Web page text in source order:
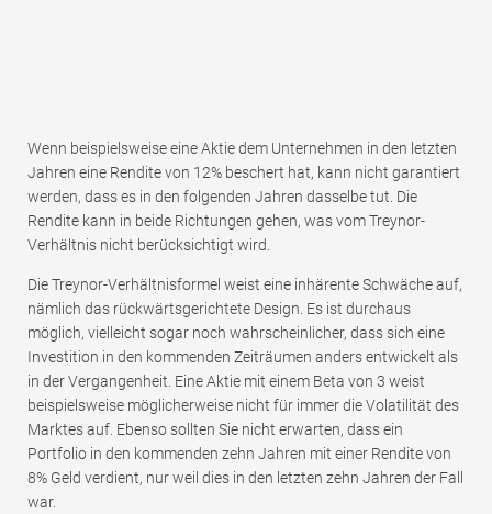
Wenn beispielsweise eine Aktie dem Unternehmen in den letzten
Jahren eine Rendite von 12% beschert hat, kann nicht garantiert
werden, dass es in den folgenden Jahren dasselbe tut. Die
Rendite kann in beide Richtungen gehen, was vom Treynor-
Verhältnis nicht berücksichtigt wird.
Die Treynor-Verhältnisformel weist eine inhärente Schwäche auf,
nämlich das rückwärtsgerichtete Design. Es ist durchaus
möglich, vielleicht sogar noch wahrscheinlicher, dass sich eine
Investition in den kommenden Zeiträumen anders entwickelt als
in der Vergangenheit. Eine Aktie mit einem Beta von 3 weist
beispielsweise möglicherweise nicht für immer die Volatilität des
Marktes auf. Ebenso sollten Sie nicht erwarten, dass ein
Portfolio in den kommenden zehn Jahren mit einer Rendite von
8% Geld verdient, nur weil dies in den letzten zehn Jahren der Fall
war.